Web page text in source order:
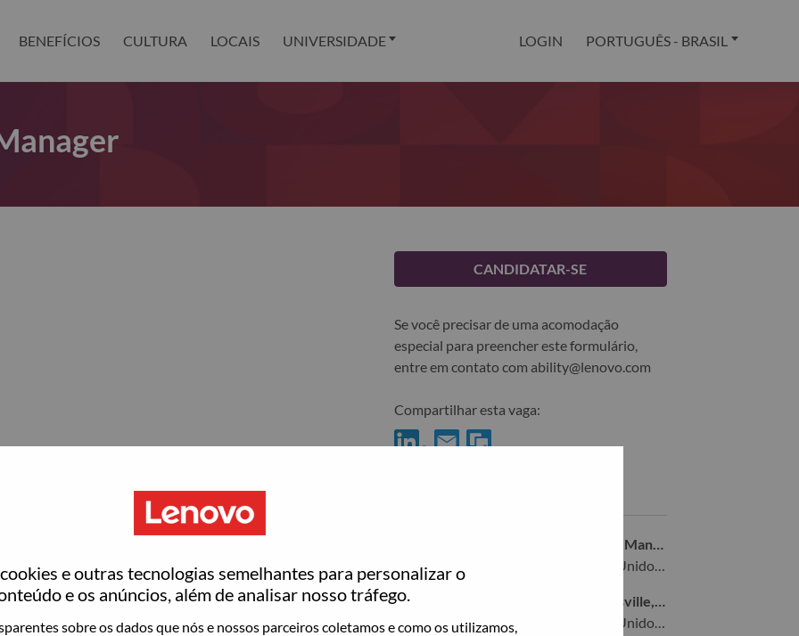
e outras tecnologias semelhantes para personalizar o
e os anúncios, além de analisar nosso tráfego.
sobre os dados que nós e nossos parceiros coletamos e como os utilizamos,
BENEFÍCIOS CULTURA LOCAIS UNIVERSIDADE LOGIN PORTUGUÊS - BRASIL
what we do. We WOW our customers.
CANDIDATAR-SE
Se você precisar de uma acomodação
especial para preencher este formulário,
entre em contato com ability@lenovo.com
Compartilhar esta vaga:
Remote Senior Business Operations Manager
Morrisville, North Carolina, Estados Unidos da América,
ISO GTM Program Director - Morrisville, NC
Morrisville, North Carolina, Estados Unidos da América,